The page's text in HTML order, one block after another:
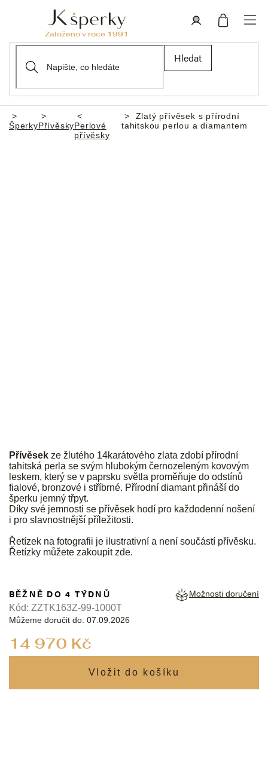
Hledat
Domů
ŠperkyPřívěskyPerlové
přívěsky
Zlatý přívěsek s přírodní
tahitskou perlou a diamantem
Přívěsek ze žlutého 14karátového zlata zdobí přírodní
tahitská perla se svým hlubokým černozeleným kovovým
leskem, který se v paprsku světla proměňuje do odstínů
fialové, bronzové i stříbrné. Přírodní diamant přináší do
šperku jemný třpyt.
Díky své jemnosti se přívěsek hodí pro každodenní nošení
i pro slavnostnější příležitosti.
Řetízek na fotografii je ilustrativní a není součástí přívěsku.
Řetízky můžete zakoupitzde.
14 970 Kč
BĚŽNĚ DO 4 TÝDNŮ
Můžeme doručit do: 07.09.2026
Možnosti doručení
Kód: ZZTK163Z-99-1000T